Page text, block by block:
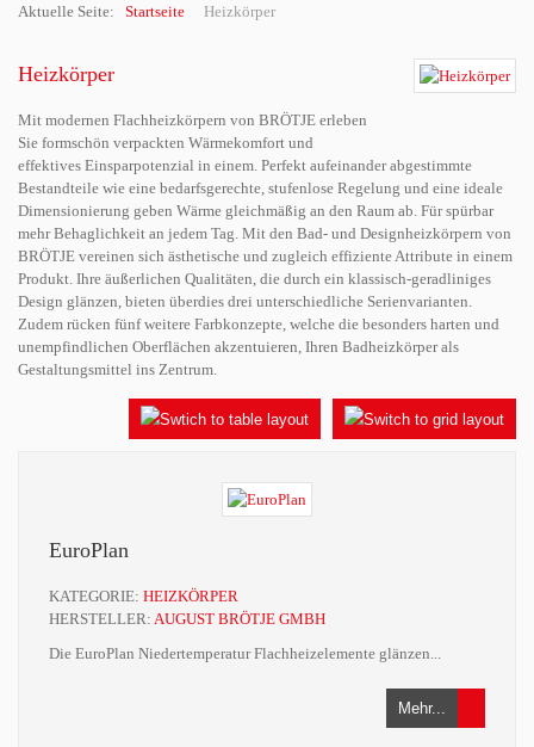
Aktuelle Seite: Startseite Heizkörper
Heizkörper
Mit modernen Flachheizkörpern von BRÖTJE erleben
Sie formschön verpackten Wärmekomfort und
effektives Einsparpotenzial in einem. Perfekt aufeinander abgestimmte
Bestandteile wie eine bedarfsgerechte, stufenlose Regelung und eine ideale
Dimensionierung geben Wärme gleichmäßig an den Raum ab. Für spürbar
mehr Behaglichkeit an jedem Tag. Mit den Bad- und Designheizkörpern von
BRÖTJE vereinen sich ästhetische und zugleich effiziente Attribute in einem
Produkt. Ihre äußerlichen Qualitäten, die durch ein klassisch-geradliniges
Design glänzen, bieten überdies drei unterschiedliche Serienvarianten.
Zudem rücken fünf weitere Farbkonzepte, welche die besonders harten und
unempfindlichen Oberflächen akzentuieren, Ihren Badheizkörper als
Gestaltungsmittel ins Zentrum.
EuroPlan
KATEGORIE: HEIZKÖRPER
HERSTELLER: AUGUST BRÖTJE GMBH
Die EuroPlan Niedertemperatur Flachheizelemente glänzen...
Mehr...